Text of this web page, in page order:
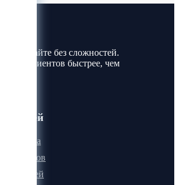
продавайте без сложностей.
и клиентов быстрее, чем
визитка